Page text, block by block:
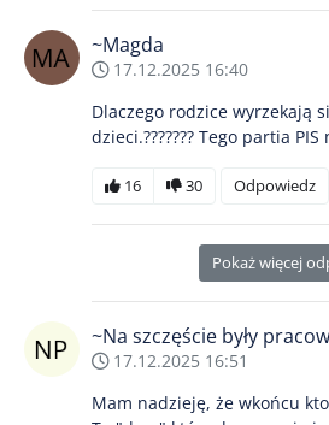
~Magda
17.12.2025 16:40
Dlaczego rodzice wyrzekają
dzieci.??????? Tego partia
16 30 Odpowiedz
Pokaż więcej
~Na szczęście były
17.12.2025 16:51
Mam nadzieję, że wkońcu